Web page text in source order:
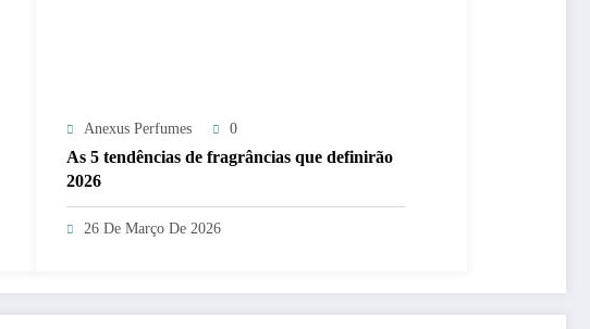
Anexus Perfumes 0
As 5 tendências de fragrâncias que definirão
2026
26 De Março De 2026